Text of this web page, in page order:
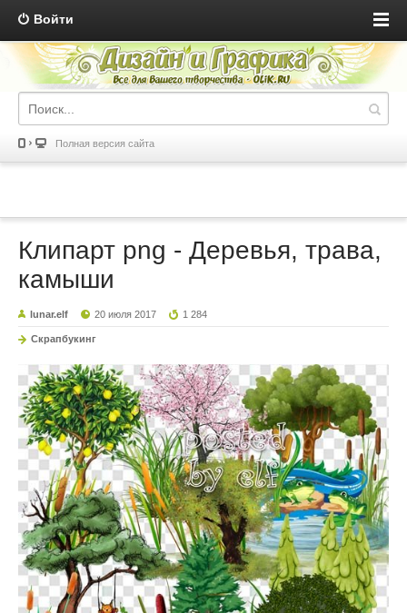
Войти
Полная версия сайта
Клипарт png - Деревья, трава,
камыши
lunar.elf 20 июля 2017 1 284
Скрапбукинг